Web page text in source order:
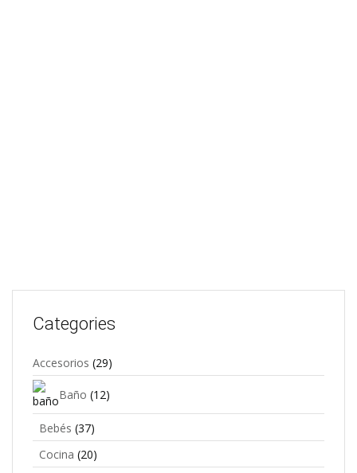
Categories
Accesorios (29)
Baño (12)
Bebés (37)
Cocina (20)